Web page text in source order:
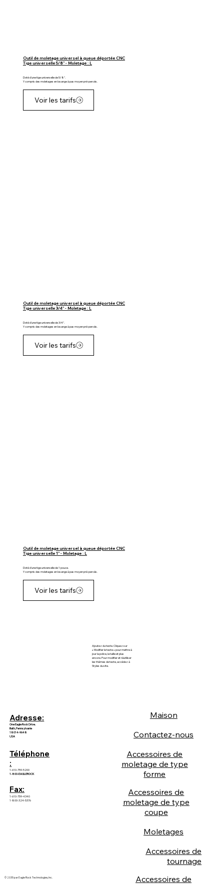
Outil de moletage universel à queue déportée CNC
Tige universelle 5/8" - Moletage : L
Doté d'une tige universelle de 5/8".
Y compris des moletages en losange à pas moyen pré-percés.
Voir les tarifs
Outil de moletage universel à queue déportée CNC
Tige universelle 3/4" - Moletage : L
Doté d'une tige universelle de 3/4".
Y compris des moletages en losange à pas moyen pré-percés.
Voir les tarifs
Outil de moletage universel à queue déportée CNC
Tige universelle 1" - Moletage : L
Doté d'une tige universelle de 1 pouce.
Y compris des moletages en losange à pas moyen pré-percés.
Voir les tarifs
Ajoutez du texte. Cliquez sur
« Modifier le texte » pour mettre à
jour la police, la taille et plus
encore. Pour modifier et réutiliser
les thèmes de texte, accédez à
Styles du site.
Adresse:
One Eagle Rock Drive.
Bath, Pennsylvanie
18014-9648
USA
Téléphone
:
1-610-759-5200
1-800-EAGLEROCK
Fax:
1-610-759-4340
1-800-324-5376
© 2035 par Eagle Rock Technologies, Inc.
Maison
Contactez-nous
Accessoires de
moletage de type
forme
Accessoires de
moletage de type
coupe
Moletages
Accessoires de
tournage
Accessoires de